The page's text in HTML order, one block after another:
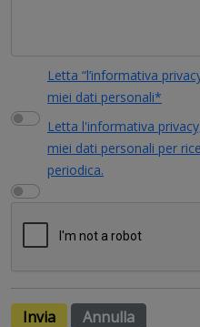
Letta “l’informativa
miei dati personali*
Letta l'informativa
miei dati personali per
periodica.
Invia Annulla